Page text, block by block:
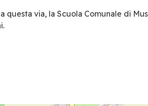
questa via, la Scuola Comunale di